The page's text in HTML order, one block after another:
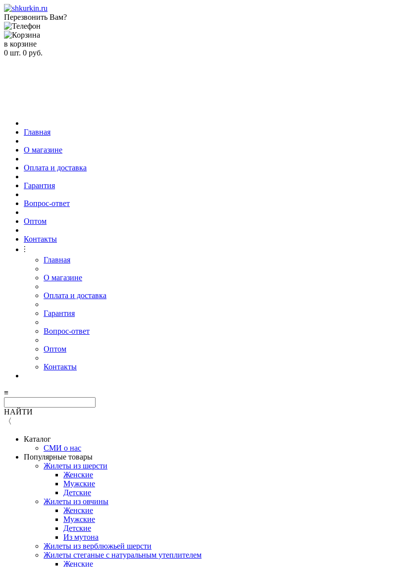
Перезвонить Вам?
в корзине
0 шт. 0 руб.
Главная
О магазине
Оплата и доставка
Гарантия
Вопрос-ответ
Оптом
Контакты
⫶
Главная
О магазине
Оплата и доставка
Гарантия
Вопрос-ответ
Оптом
Контакты
≡
НАЙТИ
〈
Каталог
СМИ о нас
Популярные товары
Жилеты из шерсти
Женские
Мужские
Детские
Жилеты из овчины
Женские
Мужские
Детские
Из мутона
Жилеты из верблюжьей шерсти
Жилеты стеганые с натуральным утеплителем
Женские